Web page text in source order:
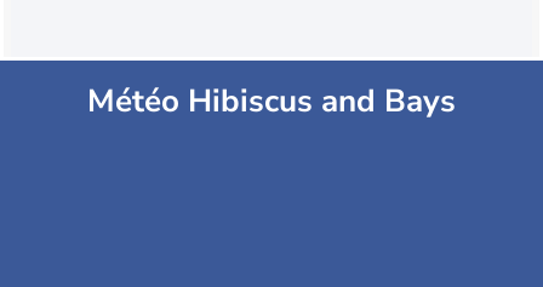
Météo Hibiscus and Bays